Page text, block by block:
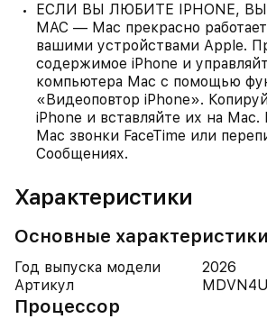
ЕСЛИ ВЫ ЛЮБИТЕ IPHONE,
MAC — Mac прекрасно
вашими устройствами Apple.
содержимое iPhone и
компьютера Mac с помощью
«Видеоповтор iPhone».
iPhone и вставляйте их на
Mac звонки FaceTime или
Сообщениях.
Характеристики
Основные характеристики
Год выпуска модели
2026
Артикул
Процессор